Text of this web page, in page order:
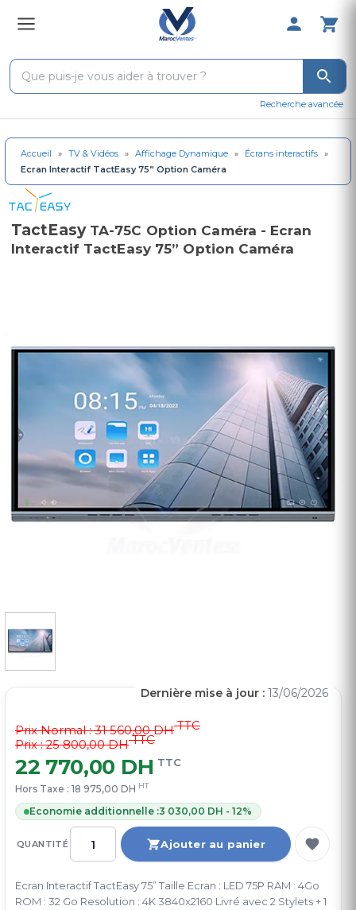
0 Produit
Recherche avancée
Accueil » TV & Vidéos » Affichage Dynamique » Écrans interactifs »
Ecran Interactif TactEasy 75” Option Caméra
TactEasy TA-75C Option Caméra - Ecran
Interactif TactEasy 75” Option Caméra
QUANTITÉ Ajouter au panier
Prix Normal :31 560,00 DHTTC
Prix : 25 800,00 DHTTC
22 770,00 DH TTC
Hors Taxe : 18 975,00 DH HT
Economie additionnelle :3 030,00 DH - 12%
Ecran Interactif TactEasy 75” Taille Ecran : LED 75P RAM : 4Go
ROM : 32 Go Resolution : 4K 3840x2160 Livré avec 2 Stylets + 1
Dernière mise à jour : 13/06/2026